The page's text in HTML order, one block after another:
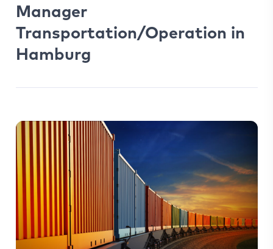
Manager
Transportation/Operation in
Hamburg